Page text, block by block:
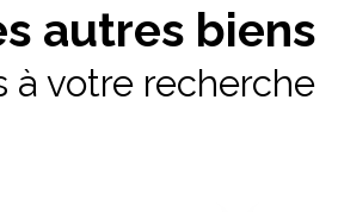
autres biens
à votre recherche